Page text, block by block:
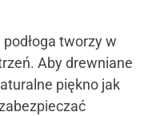
tworzy w
Aby drewniane
piękno jak